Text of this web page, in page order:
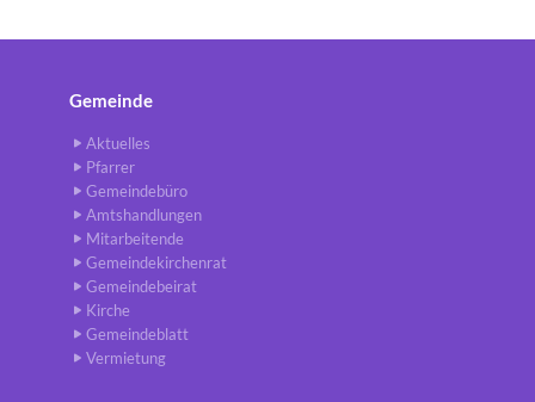
Gemeinde
Aktuelles
Pfarrer
Gemeindebüro
Amtshandlungen
Mitarbeitende
Gemeindekirchenrat
Gemeindebeirat
Kirche
Gemeindeblatt
Vermietung